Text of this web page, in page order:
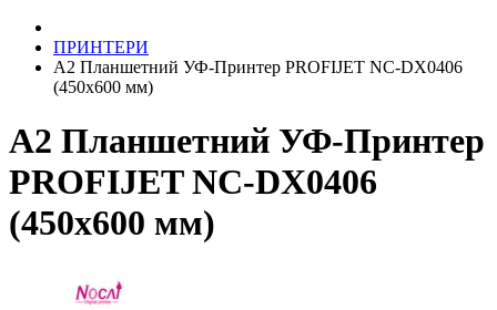
ПРИНТЕРИ
А2 Планшетний УФ-Принтер PROFIJET NC-DX0406
(450х600 мм)
А2 Планшетний УФ-Принтер
PROFIJET NC-DX0406
(450х600 мм)